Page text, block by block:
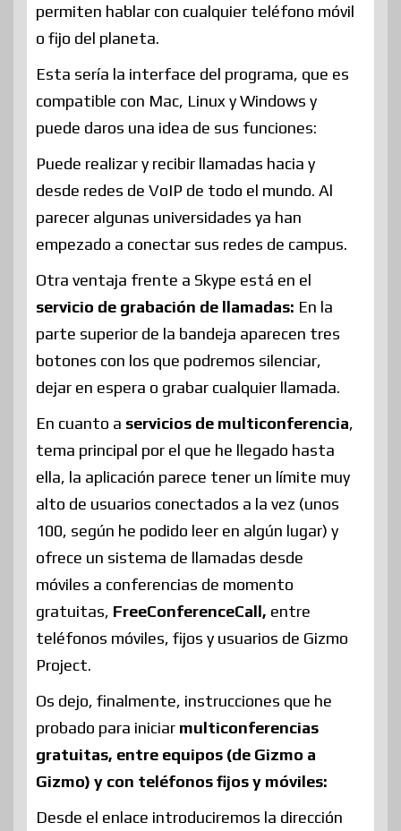
permiten hablar con cualquier teléfono móvil
o fijo del planeta.
Esta sería la interface del programa, que es
compatible con Mac, Linux y Windows y
puede daros una idea de sus funciones:
Puede realizar y recibir llamadas hacia y
desde redes de VoIP de todo el mundo. Al
parecer algunas universidades ya han
empezado a conectar sus redes de campus.
Otra ventaja frente a Skype está en el
servicio de grabación de llamadas: En la
parte superior de la bandeja aparecen tres
botones con los que podremos silenciar,
dejar en espera o grabar cualquier llamada.
En cuanto a servicios de multiconferencia,
tema principal por el que he llegado hasta
ella, la aplicación parece tener un límite muy
alto de usuarios conectados a la vez (unos
100, según he podido leer en algún lugar) y
ofrece un sistema de llamadas desde
móviles a conferencias de momento
gratuitas, FreeConferenceCall, entre
teléfonos móviles, fijos y usuarios de Gizmo
Project.
Os dejo, finalmente, instrucciones que he
probado para iniciar multiconferencias
gratuitas, entre equipos (de Gizmo a
Gizmo) y con teléfonos fijos y móviles:
Desde el enlace introduciremos la dirección